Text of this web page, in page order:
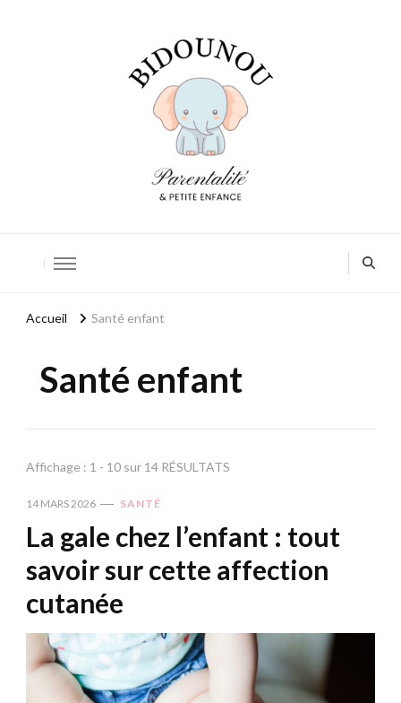
Accueil Santé enfant
Santé enfant
Affichage : 1 - 10 sur 14 RÉSULTATS
14 MARS 2026 SANTÉ
La gale chez l’enfant : tout
savoir sur cette affection
cutanée